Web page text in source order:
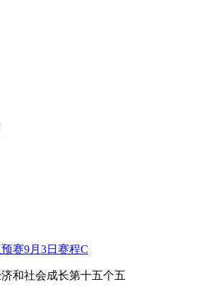
赛9月3日赛程C
和社会成长第十五个五